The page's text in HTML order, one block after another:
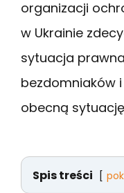
organizacji
w Ukrainie
sytuacja
bezdomniaków
obecną
Spis treści